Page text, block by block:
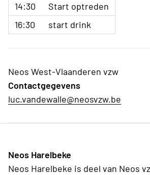
14:30
Start optreden
16:30
start drink
Neos West-Vlaanderen vzw
Contactgegevens
luc.vandewalle@neosvzw.be
Neos Harelbeke
Neos Harelbeke is deel van Neos